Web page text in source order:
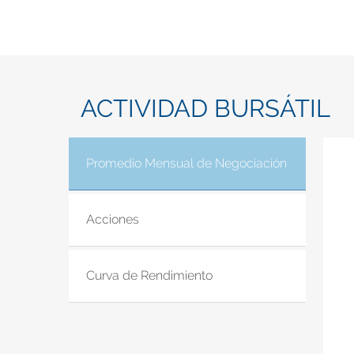
ACTIVIDAD BURSÁTIL
Promedio Mensual de Negociación
Acciones
Curva de Rendimiento